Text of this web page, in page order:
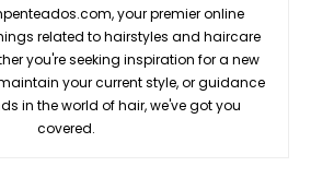
your premier online
related to hairstyles and haircare
you're seeking inspiration for a new
your current style, or guidance
in the world of hair, we've got you
covered.